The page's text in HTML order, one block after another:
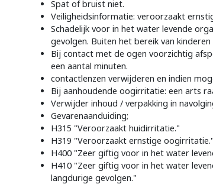
Spat of bruist niet.
Veiligheidsinformatie: veroorzaakt
Schadelijk voor in het water levende
gevolgen. Buiten het bereik van kinderen
Bij contact met de ogen voorzichtig
een aantal minuten.
contactlenzen verwijderen en indien
Bij aanhoudende oogirritatie: een arts
Verwijder inhoud / verpakking in
Gevarenaanduiding;
H315 "Veroorzaakt huidirritatie."
H319 "Veroorzaakt ernstige oogirritatie."
H400 "Zeer giftig voor in het water
H410 "Zeer giftig voor in het water
langdurige gevolgen."